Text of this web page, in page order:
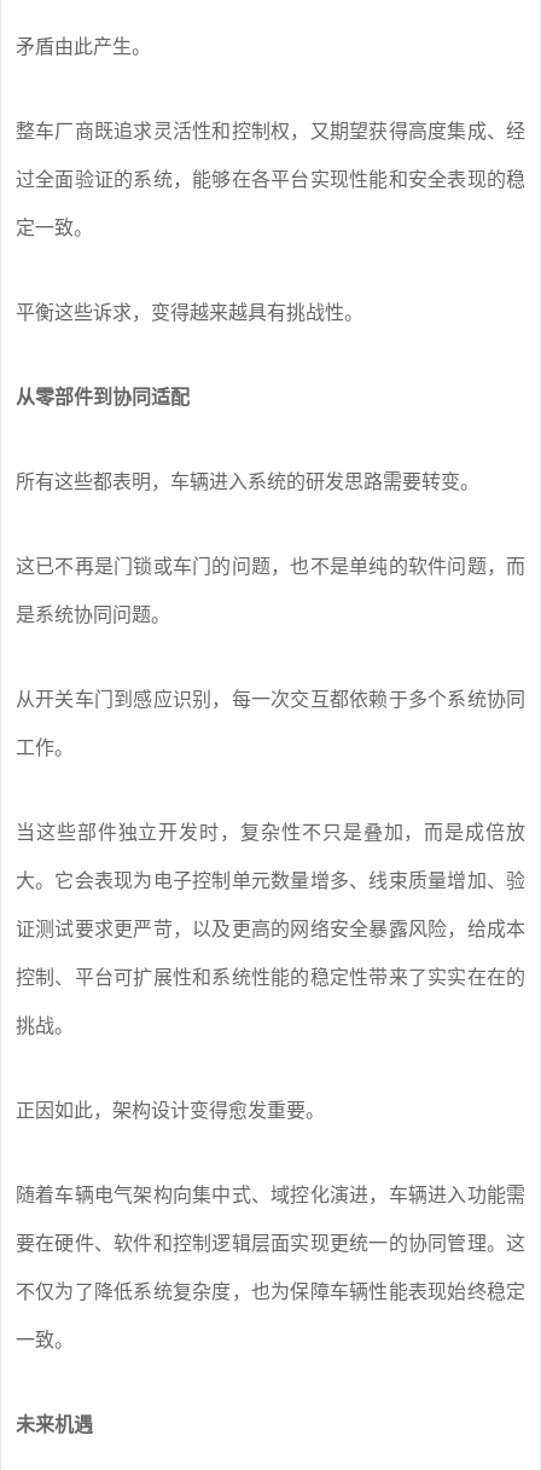
矛盾由此产生。
整车厂商既追求灵活性和控制权，又期望获得高度集成、经
过全面验证的系统，能够在各平台实现性能和安全表现的稳
定一致。
平衡这些诉求，变得越来越具有挑战性。
从零部件到协同适配
所有这些都表明，车辆进入系统的研发思路需要转变。
这已不再是门锁或车门的问题，也不是单纯的软件问题，而
是系统协同问题。
从开关车门到感应识别，每一次交互都依赖于多个系统协同
工作。
当这些部件独立开发时，复杂性不只是叠加，而是成倍放
大。它会表现为电子控制单元数量增多、线束质量增加、验
证测试要求更严苛，以及更高的网络安全暴露风险，给成本
控制、平台可扩展性和系统性能的稳定性带来了实实在在的
挑战。
正因如此，架构设计变得愈发重要。
随着车辆电气架构向集中式、域控化演进，车辆进入功能需
要在硬件、软件和控制逻辑层面实现更统一的协同管理。这
不仅为了降低系统复杂度，也为保障车辆性能表现始终稳定
一致。
未来机遇